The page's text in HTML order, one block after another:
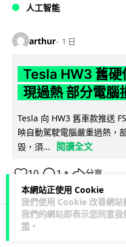
本網站正使用 Cookie
我們使用 Cookie 改善網站
我們的網站即表示您同意我
策 。
人工智能
arthur 1 日
Tesla HW3 舊硬
現過熱 部分電腦
Tesla 向 HW3 舊車款推送
映自動駕駛電腦嚴重過熱，
毀，須...
閱讀全文
10 1 ↗ 分享